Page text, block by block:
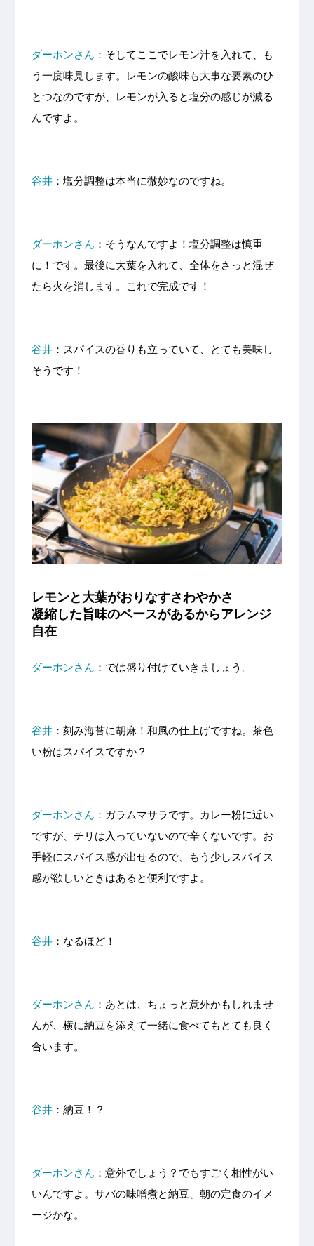
ダーホンさん ：そしてここでレモン汁を入れて、も
う一度味見します。レモンの酸味も大事な要素のひ
とつなのですが、レモンが入ると塩分の感じが減る
んですよ。
谷井：塩分調整は本当に微妙なのですね。
ダーホンさん ：そうなんですよ！塩分調整は慎重
に！です。最後に大葉を入れて、全体をさっと混ぜ
たら火を消します。これで完成です！
谷井：スパイスの香りも立っていて、とても美味し
そうです！
レモンと大葉がおりなすさわやかさ
凝縮した旨味のベースがあるからアレンジ
自在
ダーホンさん ：では盛り付けていきましょう。
谷井：刻み海苔に胡麻！和風の仕上げですね。茶色
い粉はスパイスですか？
ダーホンさん ：ガラムマサラです。カレー粉に近い
ですが、チリは入っていないので辛くないです。お
手軽にスパイス感が出せるので、もう少しスパイス
感が欲しいときはあると便利ですよ。
谷井：なるほど！
ダーホンさん ：あとは、ちょっと意外かもしれませ
んが、横に納豆を添えて一緒に食べてもとても良く
合います。
谷井：納豆！？
ダーホンさん ：意外でしょう？でもすごく相性がい
いんですよ。サバの味噌煮と納豆、朝の定食のイメ
ージかな。